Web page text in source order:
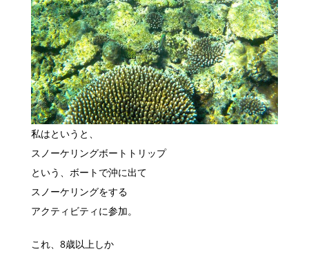
私はというと、
スノーケリングボートトリップ
という、ボートで沖に出て
スノーケリングをする
アクティビティに参加。
これ、8歳以上しか